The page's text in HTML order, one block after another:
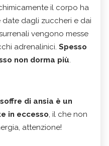
il corpo ha
dagli zuccheri e dai
vengono messe
adrenalinici. Spesso
non dorma più.
di ansia è un
in eccesso, il che non
attenzione!